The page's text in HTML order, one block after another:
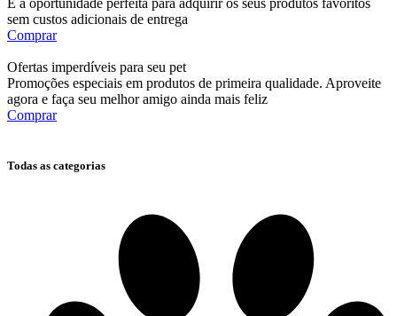
sem custos adicionais de entrega
Comprar
Ofertas imperdíveis para seu pet
Promoções especiais em produtos de primeira qualidade. Aproveite
agora e faça seu melhor amigo ainda mais feliz
Comprar
Todas as categorias